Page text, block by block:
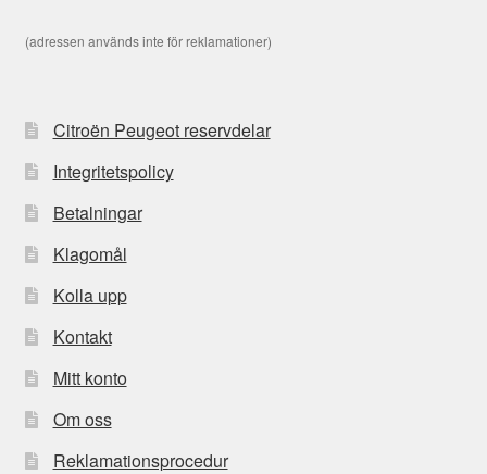
(adressen används inte för reklamationer)
Citroën Peugeot reservdelar
Integritetspolicy
Betalningar
Klagomål
Kolla upp
Kontakt
Mitt konto
Om oss
Reklamationsprocedur